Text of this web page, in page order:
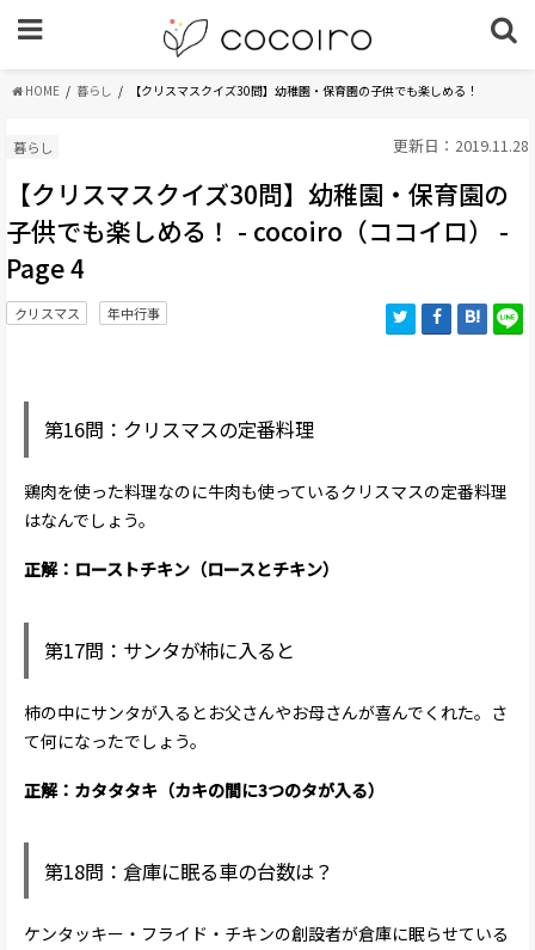
HOME 暮らし 【クリスマスクイズ30問】幼稚園・保育園の子供でも楽しめる！
暮らし 更新日：2019.11.28
【クリスマスクイズ30問】幼稚園・保育園の
子供でも楽しめる！ - cocoiro（ココイロ） -
Page 4
クリスマス 年中行事
第16問：クリスマスの定番料理
鶏肉を使った料理なのに牛肉も使っているクリスマスの定番料理
はなんでしょう。
正解：ローストチキン（ロースとチキン）
第17問：サンタが柿に入ると
柿の中にサンタが入るとお父さんやお母さんが喜んでくれた。さ
て何になったでしょう。
正解：カタタタキ（カキの間に3つのタが入る）
第18問：倉庫に眠る車の台数は？
ケンタッキー・フライド・チキンの創設者が倉庫に眠らせている